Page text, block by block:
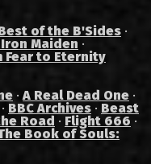
of the B'Sides ·
Maiden ·
Fear to Eternity
·A Real Dead One ·
· BBC Archives · Beast
Road · Flight 666 ·
Book of Souls: